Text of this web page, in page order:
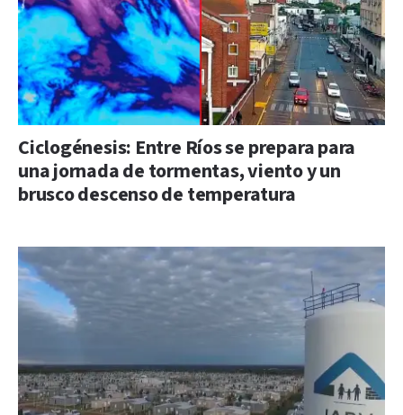
Ciclogénesis: Entre Ríos se prepara para
una jornada de tormentas, viento y un
brusco descenso de temperatura